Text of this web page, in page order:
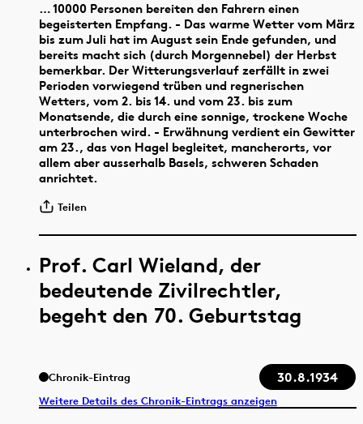
… 10000 Personen bereiten den Fahrern einen
begeisterten Empfang. - Das warme Wetter vom März
bis zum Juli hat im August sein Ende gefunden, und
bereits macht sich (durch Morgennebel) der Herbst
bemerkbar. Der Witterungsverlauf zerfällt in zwei
Perioden vorwiegend trüben und regnerischen
Wetters, vom 2. bis 14. und vom 23. bis zum
Monatsende, die durch eine sonnige, trockene Woche
unterbrochen wird. - Erwähnung verdient ein Gewitter
am 23., das von Hagel begleitet, mancherorts, vor
allem aber ausserhalb Basels, schweren Schaden
anrichtet.
Teilen
Prof. Carl Wieland, der
bedeutende Zivilrechtler,
begeht den 70. Geburtstag
Chronik-Eintrag 30.8.1934
Weitere Details des Chronik-Eintrags anzeigen